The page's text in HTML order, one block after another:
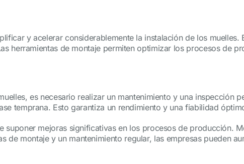
y acelerar considerablemente la instalación de los
herramientas de montaje permiten optimizar los procesos de
es necesario realizar un mantenimiento y una inspección
temprana. Esto garantiza un rendimiento y una fiabilidad
suponer mejoras significativas en los procesos de producción.
de montaje y un mantenimiento regular, las empresas pueden